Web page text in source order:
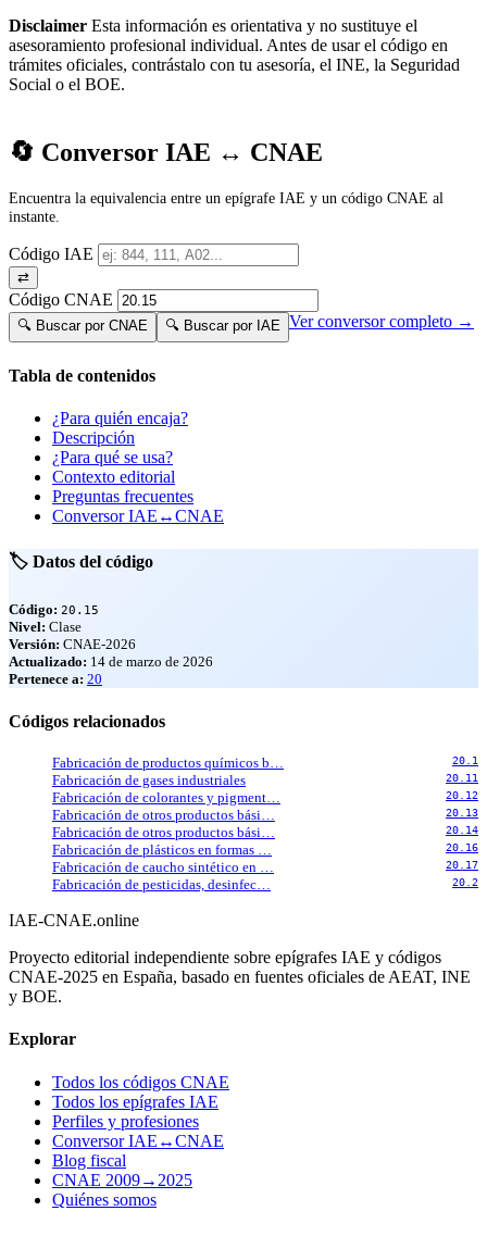
Disclaimer Esta información es orientativa y no sustituye el
asesoramiento profesional individual. Antes de usar el código en
trámites oficiales, contrástalo con tu asesoría, el INE, la Seguridad
Social o el BOE.
🔄 Conversor IAE ↔ CNAE
Encuentra la equivalencia entre un epígrafe IAE y un código CNAE al
instante.
Código IAE
⇄
Código CNAE
🔍 Buscar por CNAE 🔍 Buscar por IAE Ver conversor completo →
Tabla de contenidos
¿Para quién encaja?
Descripción
¿Para qué se usa?
Contexto editorial
Preguntas frecuentes
Conversor IAE↔CNAE
🏷️ Datos del código
Código: 20.15
Nivel: Clase
Versión: CNAE-2026
Actualizado: 14 de marzo de 2026
Pertenece a: 20
Códigos relacionados
Fabricación de productos químicos b… 20.1
Fabricación de gases industriales 20.11
Fabricación de colorantes y pigment… 20.12
Fabricación de otros productos bási… 20.13
Fabricación de otros productos bási… 20.14
Fabricación de plásticos en formas … 20.16
Fabricación de caucho sintético en … 20.17
Fabricación de pesticidas, desinfec… 20.2
IAE-CNAE.online
Proyecto editorial independiente sobre epígrafes IAE y códigos
CNAE-2025 en España, basado en fuentes oficiales de AEAT, INE
y BOE.
Explorar
Todos los códigos CNAE
Todos los epígrafes IAE
Perfiles y profesiones
Conversor IAE↔CNAE
Blog fiscal
CNAE 2009→2025
Quiénes somos